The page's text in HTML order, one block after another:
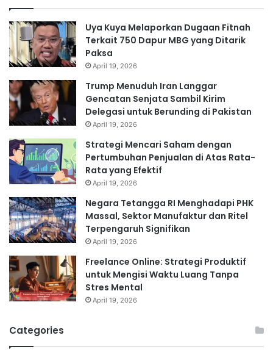
Uya Kuya Melaporkan Dugaan Fitnah
Terkait 750 Dapur MBG yang Ditarik
Paksa
April 19, 2026
Trump Menuduh Iran Langgar
Gencatan Senjata Sambil Kirim
Delegasi untuk Berunding di Pakistan
April 19, 2026
Strategi Mencari Saham dengan
Pertumbuhan Penjualan di Atas Rata-
Rata yang Efektif
April 19, 2026
Negara Tetangga RI Menghadapi PHK
Massal, Sektor Manufaktur dan Ritel
Terpengaruh Signifikan
April 19, 2026
Freelance Online: Strategi Produktif
untuk Mengisi Waktu Luang Tanpa
Stres Mental
April 19, 2026
Categories